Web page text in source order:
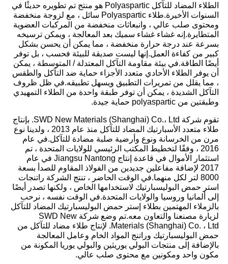
الطلاء المضاد للتآكل Polyaspartic هو منتج تم تطويره حديثًا في
السنوات الأخيرة.طلاء Polyaspartic سائل ، مع لزوجة منخفضة
ومحتوى صلب عالي ، وانبعاثات منخفضة من المركبات العضوية
المتطايرة.إنه غشاء غشاء سميك بعد المعالجة ، ويمكن ترسيخه
بسرعة عند درجة حرارة منخفضة ، مما يمكن أن يحسن بشكل
كبير من كفاءة العمل.إنها ليست صديقة للبيئة فحسب ، بل توفر
أيضًا الطاقة.في بيئة مقاومة التآكل المعتدلة / المتوسطة ، يمكن
أن يوفر الطلاء الأحادي متعدد الأجزاء حماية ضد التآكل والطقس
، مما يقلل من تمريرات التطبيق ويسهل تطبيقه.في ظل ظروف
التآكل الشديدة ، يمكن أن توفر طبقة واحدة من الطلاء التمهيدي
وطبقتين من polyaspartic حماية جيدة.
تقوم شركة SWD New Materials (Shanghai) Co.، Ltd. بإنتاج
طلاء متعدد الأسبارتيك المضاد للتآكل منذ عام 2013 ، ولدينا نوع
مرن من الخرسانة ونوع وأرضية صلبة مضادة للتآكل.في عام
2016 ، وفقًا لتخطيط المكتب الرئيسي للولايات المتحدة ، تم
استثمار الأموال في قاعدة إنتاج Jiangsu Nantong في عام
2017 لإضافة مفاعلين جديدين من الفولاذ المقاوم للصدأ بسعة
8000 لتر لكل منهما.في الوقت الحاضر ، تنتج الشركة راتنجات
استر حمض البوليسبارتيك لاستخدامها الخاص ، ولكنها تصدر أيضًا
إلى ألمانيا وروسيا والولايات المتحدة.في الوقت نفسه ، نرحب
بالزملاء المهتمين بطلاء إستر حمض البوليسبارتيك المضاد للتآكل
لزيارة مصنعنا والتعاون معه.تم وضع شركة SWD New
Materials (Shanghai) Co. ، Ltd. لإنتاج طلاء مضاد للتآكل من
حمض البوليسبارتيك وراتنج المواد الخام وعامل المعالجة
بالإضافة إلى منتجات البولي يوريثين والبولي يوريا المكونة من
مكون واحد ومكونين مع محتوى صلب عالي.